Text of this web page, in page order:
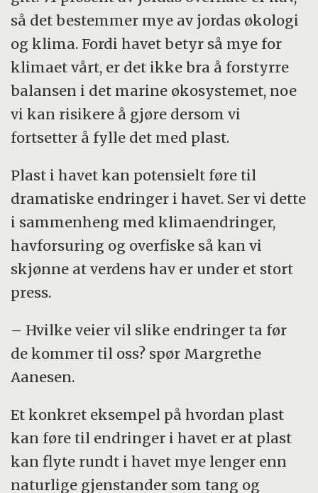
så det bestemmer mye av jordas økologi
og klima. Fordi havet betyr så mye for
klimaet vårt, er det ikke bra å forstyrre
balansen i det marine økosystemet, noe
vi kan risikere å gjøre dersom vi
fortsetter å fylle det med plast.
Plast i havet kan potensielt føre til
dramatiske endringer i havet. Ser vi dette
i sammenheng med klimaendringer,
havforsuring og overfiske så kan vi
skjønne at verdens hav er under et stort
press.
– Hvilke veier vil slike endringer ta før
de kommer til oss? spør Margrethe
Aanesen.
Et konkret eksempel på hvordan plast
kan føre til endringer i havet er at plast
kan flyte rundt i havet mye lenger enn
naturlige gjenstander som tang og